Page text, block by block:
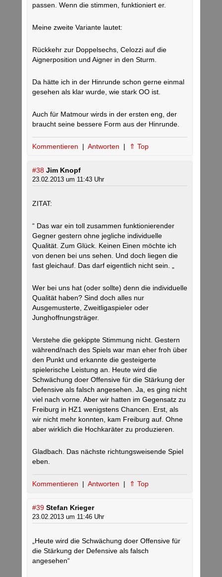
passen. Wenn die stimmen, funktioniert er.
Meine zweite Variante lautet:
Rückkehr zur Doppelsechs, Celozzi auf die
Aignerposition und Aigner in den Sturm.
Da hätte ich in der Hinrunde schon gerne einmal
gesehen als klar wurde, wie stark OO ist.
Auch für Matmour wirds in der ersten eng, der
braucht seine bessere Form aus der Hinrunde.
Kommentieren | Antworten | ⇑ Top
#38 Jim Knopf
23.02.2013 um 11:43 Uhr
ZITAT:
“ Das war ein toll zusammen funktionierender
Gegner gestern ohne jegliche individuelle
Qualität. Zum Glück. Keinen Einen möchte ich
von denen bei uns sehen. Und doch liegen die
fast gleichauf. Das darf eigentlich nicht sein. „
Wer bei uns hat (oder sollte) denn die individuelle
Qualität haben? Sind doch alles nur
Ausgemusterte, Zweitligaspieler oder
Junghoffnungsträger.
Verstehe die gekippte Stimmung nicht. Gestern
während/nach des Spiels war man eher froh über
den Punkt und erkannte die gesteigerte
spielerische Leistung an. Heute wird die
Schwächung doer Offensive für die Stärkung der
Defensive als falsch angesehen. Ja, es ging nicht
viel nach vorne. Aber wir hatten im Gegensatz zu
Freiburg in HZ1 wenigstens Chancen. Erst, als
wir nicht mehr konnten, kam Freiburg auf. Ohne
aber wirklich die Hochkaräter zu produzieren.
Gladbach. Das nächste richtungsweisende Spiel
eben.
Kommentieren | Antworten | ⇑ Top
#39 Stefan Krieger
23.02.2013 um 11:46 Uhr
„Heute wird die Schwächung doer Offensive für
die Stärkung der Defensive als falsch
angesehen“